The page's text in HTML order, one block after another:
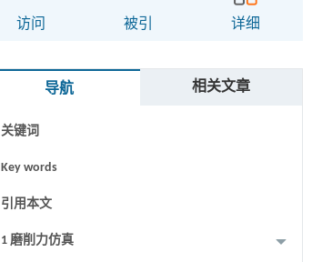
访问 被引 详细
导航 相关文章
摘要
Graphical abstract
关键词
Key words
引用本文
1 磨削力仿真